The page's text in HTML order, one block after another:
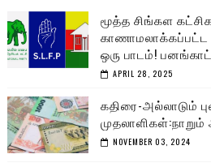
மூத்த சிங்கள
காணாமலாக்கப்பட்ட
ஒரு பாடம்!
APRIL 28, 2025
கதிரை-அல்லாடும்
NOVEMBER 03, 2024